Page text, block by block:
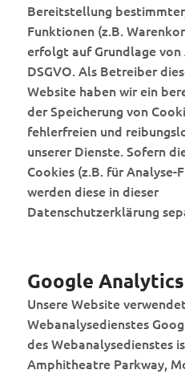
Bereitstellung
Funktionen (z.B.
erfolgt auf Grundlage
DSGVO. Als Betreiber
Website haben wir ein
der Speicherung von
fehlerfreien und
unserer Dienste. Sofern
Cookies (z.B. für
werden diese in dieser
Datenschutzerklärung
Google Analytics
Unsere Website
Webanalysedienstes
des Webanalysedienstes
Amphitheatre Parkway,